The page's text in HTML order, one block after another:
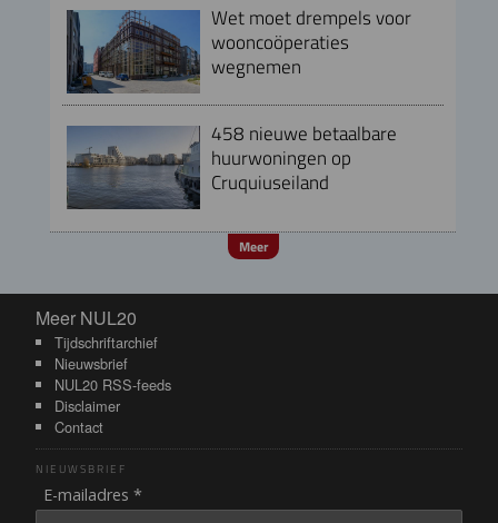
Wet moet drempels voor
wooncoöperaties
wegnemen
458 nieuwe betaalbare
huurwoningen op
Cruquiuseiland
Meer
Meer NUL20
Meer NUL20
Tijdschriftarchief
Nieuwsbrief
NUL20 RSS-feeds
Disclaimer
Contact
NIEUWSBRIEF
E-mailadres *